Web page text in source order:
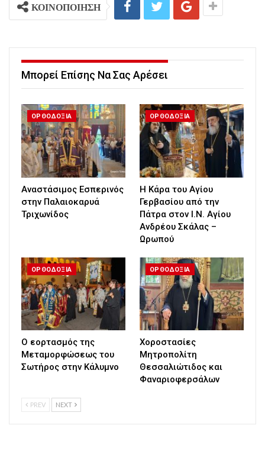
ΚΟΙΝΟΠΟΙΗΣΗ
Μπορεί Επίσης Να Σας Αρέσει
ΟΡΘΟΔΟΞΙΑ
Αναστάσιμος Εσπερινός
στην Παλαιοκαρυά
Τριχωνίδος
ΟΡΘΟΔΟΞΙΑ
Η Κάρα του Αγίου
Γερβασίου από την
Πάτρα στον Ι.Ν. Αγίου
Ανδρέου Σκάλας –
Ωρωπού
ΟΡΘΟΔΟΞΙΑ
Ο εορτασμός της
Μεταμορφώσεως του
Σωτήρος στην Κάλυμνο
ΟΡΘΟΔΟΞΙΑ
Χοροστασίες
Μητροπολίτη
Θεσσαλιώτιδος και
Φαναριοφερσάλων
PREV NEXT